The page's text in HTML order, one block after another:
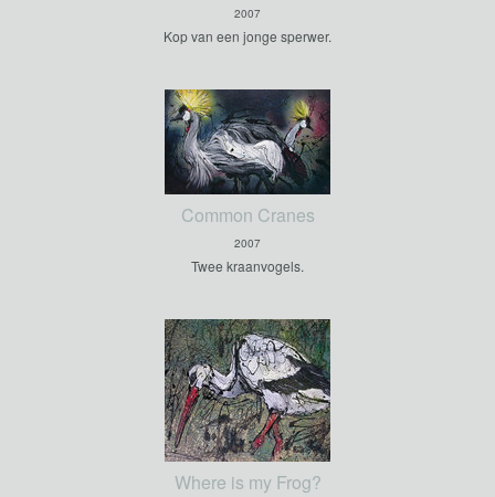
2007
Kop van een jonge sperwer.
Common Cranes
2007
Twee kraanvogels.
Where is my Frog?